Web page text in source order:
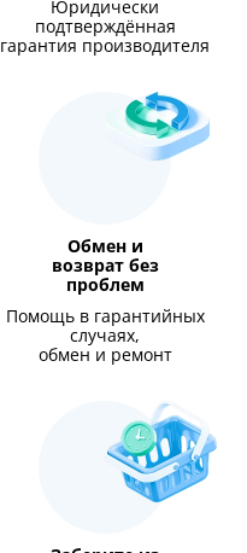
Юридически
подтверждённая
гарантия производителя
Обмен и
возврат без
проблем
Помощь в гарантийных
случаях,
обмен и ремонт